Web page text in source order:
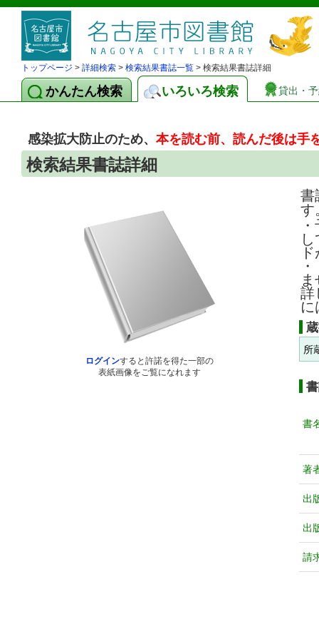
トップページ > 詳細検索 > 検索結果書誌一覧 > 検索結果書誌詳細
かんたん検索 いろいろ検索 貸出・
感染拡大防止のため、本を読む前、読んだ後は手
検索結果書誌詳細
ログインすると許諾を得た一部の
表紙画像をご覧になれます
書
す
詳
に
所
書
著
出
出
請